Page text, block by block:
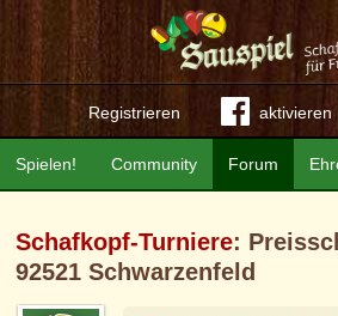
Registrieren aktivieren
Community Forum
Spielen!
Schafkopf-Turniere:
92521 Schwarzenfeld